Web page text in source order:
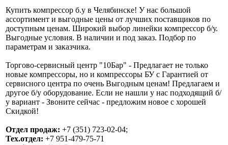
Купить компрессор б.у в Челябинске! У нас большой
ассортимент и выгодные цены от лучших поставщиков по
доступным ценам. Широкий выбор линейки компрессор б/у.
Выгодные условия. В наличии и под заказ. Подбор по
параметрам и заказчика.
Торгово-сервисный центр "10Бар" - Предлагает не только
новые компрессоры, но и компрессоры БУ с Гарантией от
сервисного центра по очень Выгодным ценам! Предлагаем и
другое б/у оборудование. Если не нашли у нас подходящий б/
у вариант - Звоните сейчас - предложим новое с хорошей
Скидкой!
Отдел продаж: +7 (351) 723-02-04;
Тех.отдел: +7 951-479-75-71